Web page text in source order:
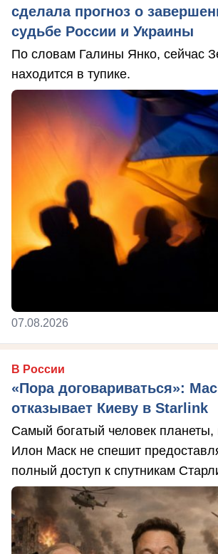
сделала прогноз о
судьбе России и Украины
По словам Галины Янко, сейчас
находится в тупике.
07.08.2026
В России
«Пора договариваться»:
отказывает Киеву в Starlink
Самый богатый человек
Илон Маск не спешит
полный доступ к спутникам